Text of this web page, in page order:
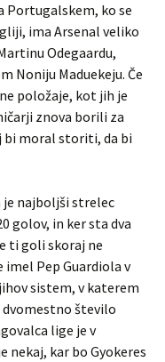
Portugalskem, ko se
ima Arsenal veliko
Odegaardu,
Noniju Maduekeju. Če
položaje, kot jih je
znova borili za
bi moral storiti, da bi
je najboljši strelec
golov, in ker sta dva
ti goli skoraj ne
imel Pep Guardiola v
sistem, v katerem
število
lige je v
nekaj, kar bo Gyokeres